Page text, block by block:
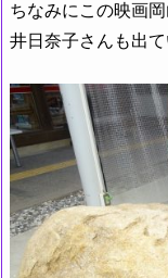
ちなみにこの映画
井日奈子さんも出て